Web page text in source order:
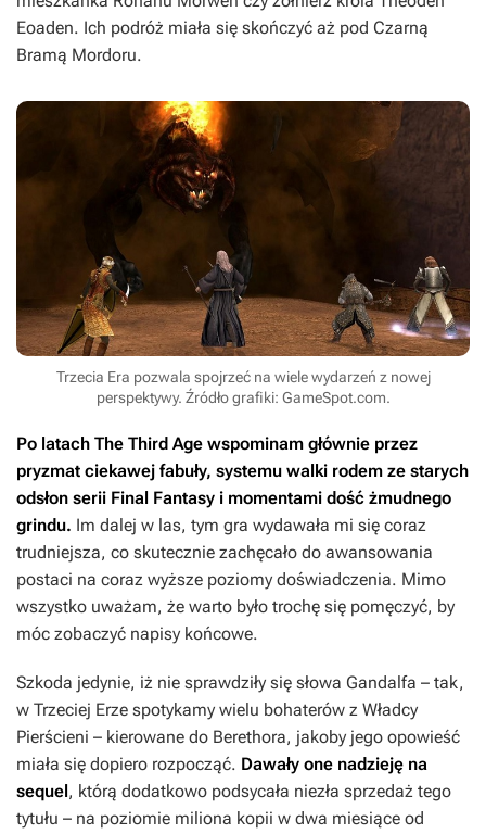
Eoaden. Ich podróż miała się skończyć aż pod Czarną
Bramą Mordoru.
Trzecia Era pozwala spojrzeć na wiele wydarzeń z nowej
perspektywy. Źródło grafiki: GameSpot.com.
Po latach The Third Age wspominam głównie przez
pryzmat ciekawej fabuły, systemu walki rodem ze starych
odsłon serii Final Fantasy i momentami dość żmudnego
grindu. Im dalej w las, tym gra wydawała mi się coraz
trudniejsza, co skutecznie zachęcało do awansowania
postaci na coraz wyższe poziomy doświadczenia. Mimo
wszystko uważam, że warto było trochę się pomęczyć, by
móc zobaczyć napisy końcowe.
Szkoda jedynie, iż nie sprawdziły się słowa Gandalfa – tak,
w Trzeciej Erze spotykamy wielu bohaterów z Władcy
Pierścieni – kierowane do Berethora, jakoby jego opowieść
miała się dopiero rozpocząć. Dawały one nadzieję na
sequel , którą dodatkowo podsycała niezła sprzedaż tego
tytułu – na poziomie miliona kopii w dwa miesiące od